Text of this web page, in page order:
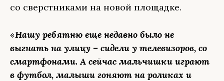
со сверстниками на новой площадке.
«Нашу ребятню еще недавно было не
выгнать на улицу – сидели у телевизоров, со
смартфонами. А сейчас мальчишки играют
в футбол, малыши гоняют на роликах и